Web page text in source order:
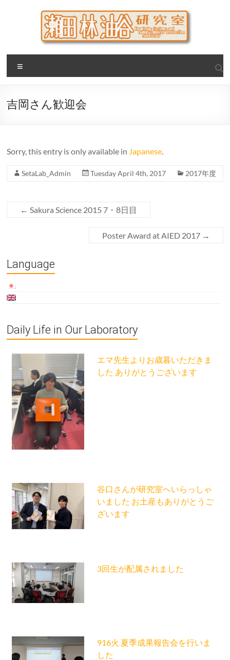
瀬田・林・油谷研究室
大阪公立大学 大学院 情報学研究科 学際情報学専攻 / 大阪府
立大学 理学部 情報数理科学科(大学院 理学系研究科 情報数理
吉岡さん歓迎会
Sorry, this entry is only available in Japanese.
SetaLab_Admin Tuesday April 4th, 2017 2017年度
← Sakura Science 2015 7・8日目
Poster Award at AIED 2017 →
Language
Daily Life in Our Laboratory
エマ先生よりお歳暮いただきま
した ありがとうございます
谷口さんが研究室へいらっしゃ
いました お土産もありがとうご
ざいます
3回生が配属されました
916火 夏季成果報告会を行いま
した